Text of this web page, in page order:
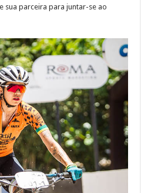
sua parceira para juntar-se ao